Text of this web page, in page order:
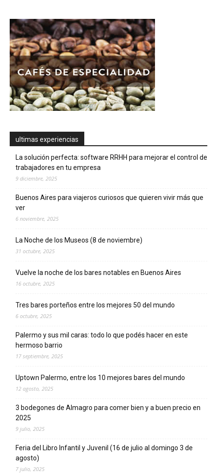
ultimas experiencias
La solución perfecta: software RRHH para mejorar el control de
trabajadores en tu empresa
9 diciembre, 2025
Buenos Aires para viajeros curiosos que quieren vivir más que
ver
6 noviembre, 2025
La Noche de los Museos (8 de noviembre)
31 octubre, 2025
Vuelve la noche de los bares notables en Buenos Aires
16 octubre, 2025
Tres bares porteños entre los mejores 50 del mundo
6 octubre, 2025
Palermo y sus mil caras: todo lo que podés hacer en este
hermoso barrio
17 septiembre, 2025
Uptown Palermo, entre los 10 mejores bares del mundo
12 agosto, 2025
3 bodegones de Almagro para comer bien y a buen precio en
2025
9 julio, 2025
Feria del Libro Infantil y Juvenil (16 de julio al domingo 3 de
agosto)
7 julio, 2025